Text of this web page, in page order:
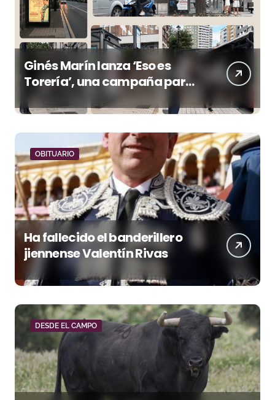
Ginés Marín lanza ‘Eso es
Torería’, una campaña para
reivindicar los valores del
toreo más allá del ruedo
OBITUARIO
Ha fallecido el banderillero
jiennense Valentín Rivas
DESDE EL CAMPO